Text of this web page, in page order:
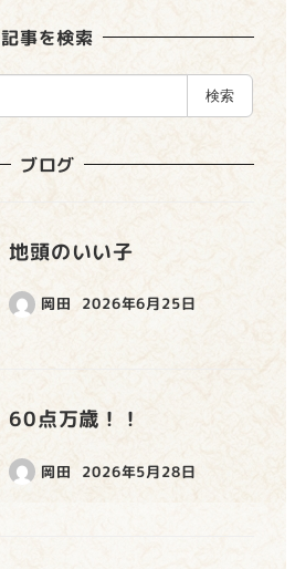
記事を検索
検索
ブログ
地頭のいい子
岡田 2026年6月25日
60点万歳！！
岡田 2026年5月28日